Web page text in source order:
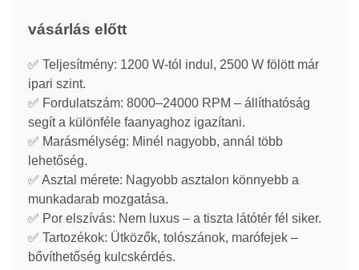
vásárlás előtt
✅ Teljesítmény: 1200 W-tól indul, 2500 W fölött már
ipari szint.
✅ Fordulatszám: 8000–24000 RPM – állíthatóság
segít a különféle faanyaghoz igazítani.
✅ Marásmélység: Minél nagyobb, annál több
lehetőség.
✅ Asztal mérete: Nagyobb asztalon könnyebb a
munkadarab mozgatása.
✅ Por elszívás: Nem luxus – a tiszta látótér fél siker.
✅ Tartozékok: Ütközők, tolószánok, marófejek –
bővíthetőség kulcskérdés.